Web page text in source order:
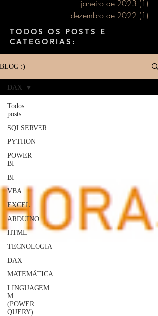
janeiro de 2023 (1)
dezembro de 2022 (1)
TODOS OS POSTS E
CATEGORIAS:
BLOG :)
Todos
posts
SQLSERVER
PYTHON
POWER
BI
BI
VBA
EXCEL
ARDUINO
HTML
TECNOLOGIA
DAX
MATEMÁTICA
LINGUAGEM
M
(POWER
QUERY)
DAX